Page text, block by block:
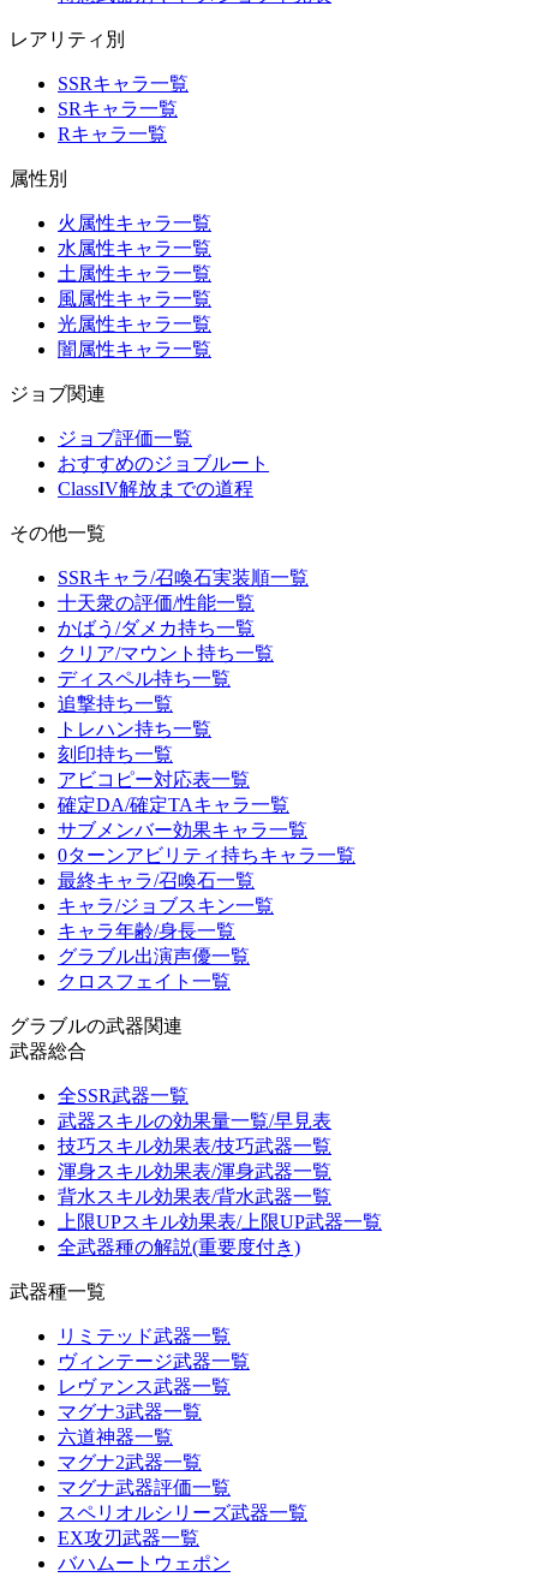
レアリティ別
SSRキャラ一覧
SRキャラ一覧
Rキャラ一覧
属性別
火属性キャラ一覧
水属性キャラ一覧
土属性キャラ一覧
風属性キャラ一覧
光属性キャラ一覧
闇属性キャラ一覧
ジョブ関連
ジョブ評価一覧
おすすめのジョブルート
ClassIV解放までの道程
その他一覧
SSRキャラ/召喚石実装順一覧
十天衆の評価/性能一覧
かばう/ダメカ持ち一覧
クリア/マウント持ち一覧
ディスペル持ち一覧
追撃持ち一覧
トレハン持ち一覧
刻印持ち一覧
アビコピー対応表一覧
確定DA/確定TAキャラ一覧
サブメンバー効果キャラ一覧
0ターンアビリティ持ちキャラ一覧
最終キャラ/召喚石一覧
キャラ/ジョブスキン一覧
キャラ年齢/身長一覧
グラブル出演声優一覧
クロスフェイト一覧
グラブルの武器関連
武器総合
全SSR武器一覧
武器スキルの効果量一覧/早見表
技巧スキル効果表/技巧武器一覧
渾身スキル効果表/渾身武器一覧
背水スキル効果表/背水武器一覧
上限UPスキル効果表/上限UP武器一覧
全武器種の解説(重要度付き)
武器種一覧
リミテッド武器一覧
ヴィンテージ武器一覧
レヴァンス武器一覧
マグナ3武器一覧
六道神器一覧
マグナ2武器一覧
マグナ武器評価一覧
スペリオルシリーズ武器一覧
EX攻刃武器一覧
バハムートウェポン